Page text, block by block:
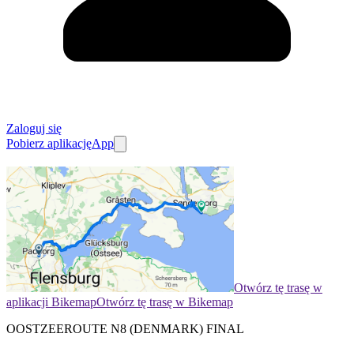
Zaloguj się
Pobierz aplikacjęApp
Otwórz tę trasę w
aplikacji BikemapOtwórz tę trasę w Bikemap
OOSTZEEROUTE N8 (DENMARK) FINAL